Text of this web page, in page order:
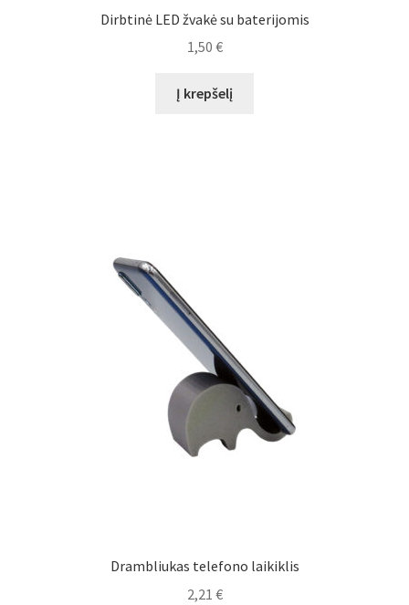
Dirbtinė LED žvakė su baterijomis
1,50 €
Į krepšelį
Drambliukas telefono laikiklis
2,21 €